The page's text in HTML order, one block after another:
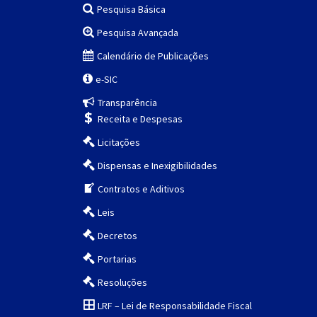
Pesquisa Básica
Pesquisa Avançada
Calendário de Publicações
e-SIC
Transparência
Receita e Despesas
Licitações
Dispensas e Inexigibilidades
Contratos e Aditivos
Leis
Decretos
Portarias
Resoluções
LRF – Lei de Responsabilidade Fiscal